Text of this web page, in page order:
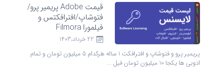
قیمت Adobe پریمیر پرو/
فتوشاپ/افترافکتس و
فیلمورا Filmora
22 خرداد،1403
پریمیر پرو و فتوشاپ و افترافکت 1 ساله هرکدام 5 میلیون تومان و تمام
ادوبی ها یکجا 10 میلیون تومان فیل ...